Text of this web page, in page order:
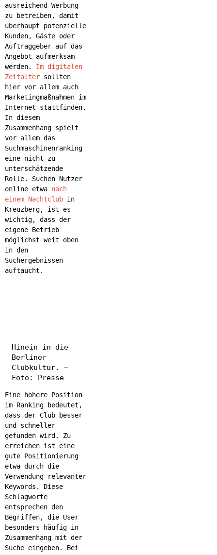
ausreichend Werbung
zu betreiben, damit
überhaupt potenzielle
Kunden, Gäste oder
Auftraggeber auf das
Angebot aufmerksam
werden. Im digitalen
Zeitalter sollten
hier vor allem auch
Marketingmaßnahmen im
Internet stattfinden.
In diesem
Zusammenhang spielt
vor allem das
Suchmaschinenranking
eine nicht zu
unterschätzende
Rolle. Suchen Nutzer
online etwa nach
einem Nachtclub in
Kreuzberg, ist es
wichtig, dass der
eigene Betrieb
möglichst weit oben
in den
Suchergebnissen
auftaucht.
Hinein in die
Berliner
Clubkultur. –
Foto: Presse
Eine höhere Position
im Ranking bedeutet,
dass der Club besser
und schneller
gefunden wird. Zu
erreichen ist eine
gute Positionierung
etwa durch die
Verwendung relevanter
Keywords. Diese
Schlagworte
entsprechen den
Begriffen, die User
besonders häufig in
Zusammenhang mit der
Suche eingeben. Bei